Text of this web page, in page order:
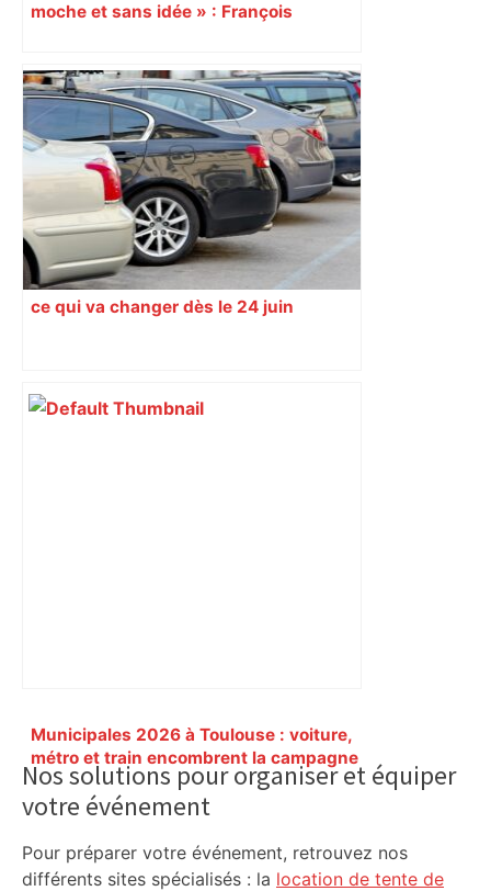
moche et sans idée » : François
Augustins
ce qui va changer dès le 24 juin
Municipales 2026 à Toulouse : voiture,
métro et train encombrent la campagne
électorale – – Le Mans.maville.com
Primary
Sidebar
Nos solutions pour organiser et équiper
votre événement
Pour préparer votre événement, retrouvez nos
différents sites spécialisés : la location de tente de